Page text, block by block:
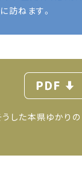
訪ねます。
した本県ゆかりの